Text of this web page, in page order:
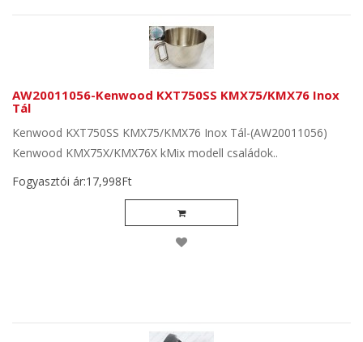
AW20011056-Kenwood KXT750SS KMX75/KMX76 Inox
Tál
Kenwood KXT750SS KMX75/KMX76 Inox Tál-(AW20011056)
Kenwood KMX75X/KMX76X kMix modell családok..
Fogyasztói ár:17,998Ft